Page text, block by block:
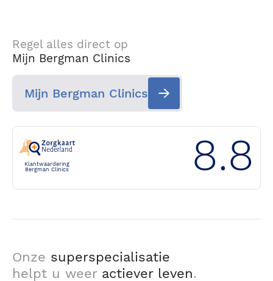
Regel alles direct op
Mijn Bergman Clinics
Mijn Bergman Clinics
Klantwaardering
Bergman Clinics
8.8
Onze superspecialisatie
helpt u weer actiever leven.